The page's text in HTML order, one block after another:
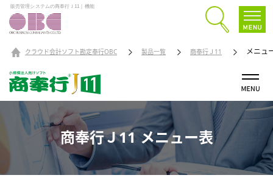
販売管理システムの商奉行Ｊ11｜機能
クラウド会計ソフト勘定奉行OBC 製品一覧 商奉行Ｊ11 メニュ
商奉行Ｊ11 メニュー表